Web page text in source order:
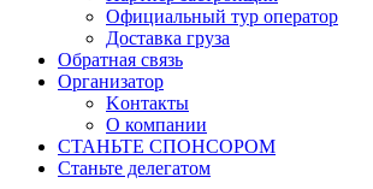
Официальный тур оператор
Доставка груза
Обратная связь
Организатор
Kонтакты
О компании
СТАНЬТЕ СПОНСОРОМ
Станьте делегатом